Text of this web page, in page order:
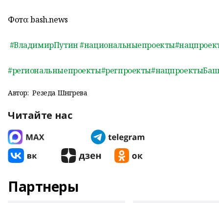
Фото: bash.news
#ВладимирПутин#национальныепроекты
#региональныепроекты#регпроекты
Автор: Резеда Шәнгәрәева
Читайте нас
Партнеры